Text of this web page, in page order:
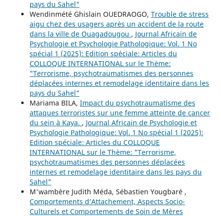
pays du Sahel"
Wendinmété Ghislain OUEDRAOGO, Trouble de stress
aigu chez des usagers après un accident de la route
dans la ville de Ouagadougou , Journal Africain de
Psychologie et Psychologie Pathologique: Vol. 1 No
spécial 1 (2025): Edition spéciale: Articles du
COLLOQUE INTERNATIONAL sur le Thème:
"Terrorisme, psychotraumatismes des personnes
déplacées internes et remodelage identitaire dans les
pays du Sahel"
Mariama BILA, Impact du psychotraumatisme des
attaques terroristes sur une femme atteinte de cancer
du sein à Kaya. , Journal Africain de Psychologie et
Psychologie Pathologique: Vol. 1 No spécial 1 (2025):
Edition spéciale: Articles du COLLOQUE
INTERNATIONAL sur le Thème: "Terrorisme,
psychotraumatismes des personnes déplacées
internes et remodelage identitaire dans les pays du
Sahel"
M'wambère Judith Méda, Sébastien Yougbaré ,
Comportements d’Attachement, Aspects Socio-
Culturels et Comportements de Soin de Mères